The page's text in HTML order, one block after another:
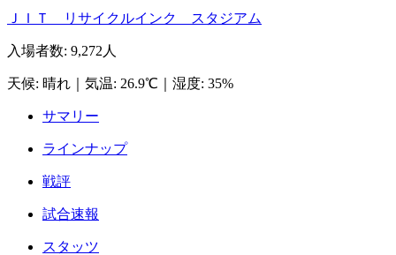
ＪＩＴ リサイクルインク スタジアム
入場者数: 9,272人
天候: 晴れ 気温: 26.9℃ 湿度: 35%
サマリー
ラインナップ
戦評
試合速報
スタッツ